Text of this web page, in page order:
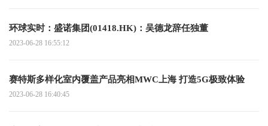
环球实时：盛诺集团(01418.HK)：吴德龙辞任独董
2023-06-28 16:55:12
赛特斯多样化室内覆盖产品亮相MWC上海 打造5G极致体验
2023-06-28 16:40:45